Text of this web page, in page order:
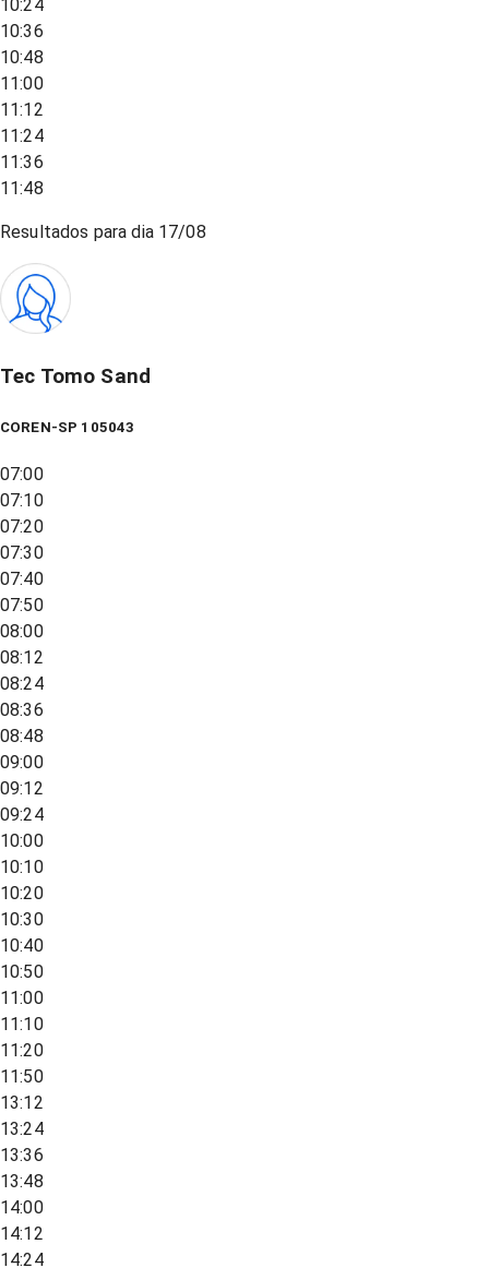
10:24
10:36
10:48
11:00
11:12
11:24
11:36
11:48
Resultados para dia 17/08
Tec Tomo Sand
COREN-SP 105043
07:00
07:10
07:20
07:30
07:40
07:50
08:00
08:12
08:24
08:36
08:48
09:00
09:12
09:24
10:00
10:10
10:20
10:30
10:40
10:50
11:00
11:10
11:20
11:50
13:12
13:24
13:36
13:48
14:00
14:12
14:24